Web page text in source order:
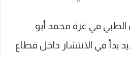
في غزة محمد أبو
في الانتشار داخل قطاع